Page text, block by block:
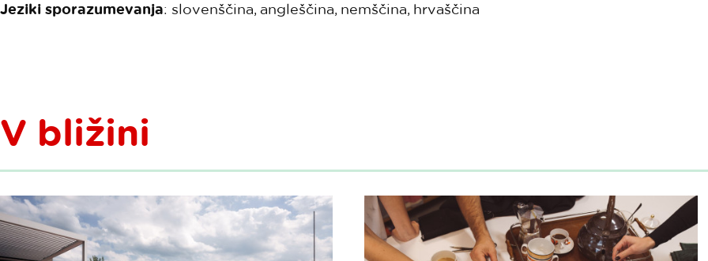
Jeziki sporazumevanja: slovenščina, angleščina, nemščina, hrvaščina
V bližini